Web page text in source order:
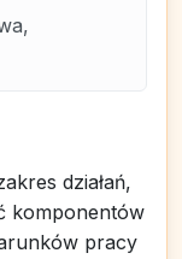
działań,
komponentów
pracy